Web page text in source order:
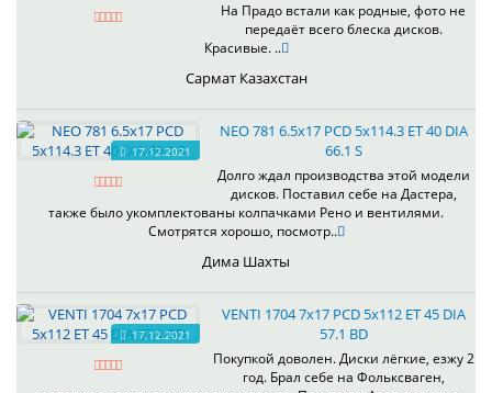
На Прадо встали как родные, фото не
передаёт всего блеска дисков.
Красивые. ..
Сармат Казахстан
17.12.2021
NEO 781 6.5x17 PCD 5x114.3 ET 40 DIA
66.1 S
Долго ждал производства этой модели
дисков. Поставил себе на Дастера,
также было укомплектованы колпачками Рено и вентилями.
Смотрятся хорошо, посмотр..
Дима Шахты
17.12.2021
VENTI 1704 7x17 PCD 5x112 ET 45 DIA
57.1 BD
Покупкой доволен. Диски лёгкие, езжу 2
год. Брал себе на Фольксваген,